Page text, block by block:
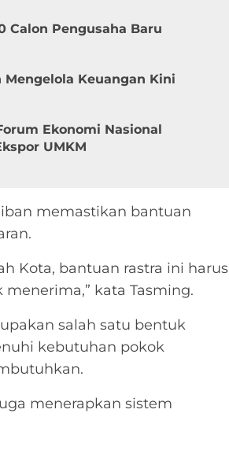
Calon Pengusaha Baru
Keuangan Kini
Ekonomi Nasional
UMKM
memastikan bantuan
Kota, bantuan rastra ini harus
kata Tasming.
salah satu bentuk
kebutuhan pokok
menerapkan sistem